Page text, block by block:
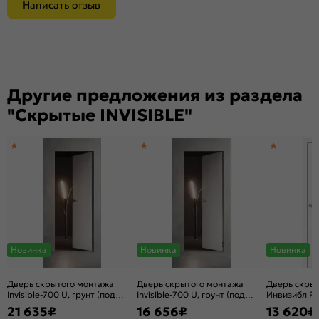
Написать отзыв
Другие предложения из раздела
"Скрытые INVISIBLE"
Новинка
Дверь скрытого монтажа
Invisible-700 U, грунт (под
окраску), правое открывание,
Грунт, кромка алюминиевая
21 635₽
Новинка
Дверь скрытого монтажа
Invisible-700 U, грунт (под
окраску), правое открывание,
Грунт, каркасно-щитовая
16 656₽
Новинка
Дверь
Инвизибл
грунт (под
13 620₽